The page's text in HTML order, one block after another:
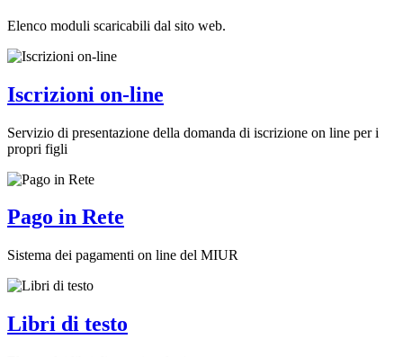
Elenco moduli scaricabili dal sito web.
Iscrizioni on-line
Servizio di presentazione della domanda di iscrizione on line per i
propri figli
Pago in Rete
Sistema dei pagamenti on line del MIUR
Libri di testo